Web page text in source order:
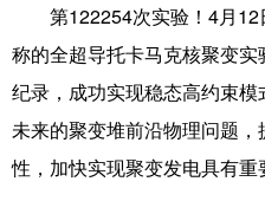
文化产业
地方频道
北京 天津
第122254次实验！4月12
称的全超导托卡马克核聚变
纪录，成功实现稳态高约束
未来的聚变堆前沿物理问题
性，加快实现聚变发电具有重